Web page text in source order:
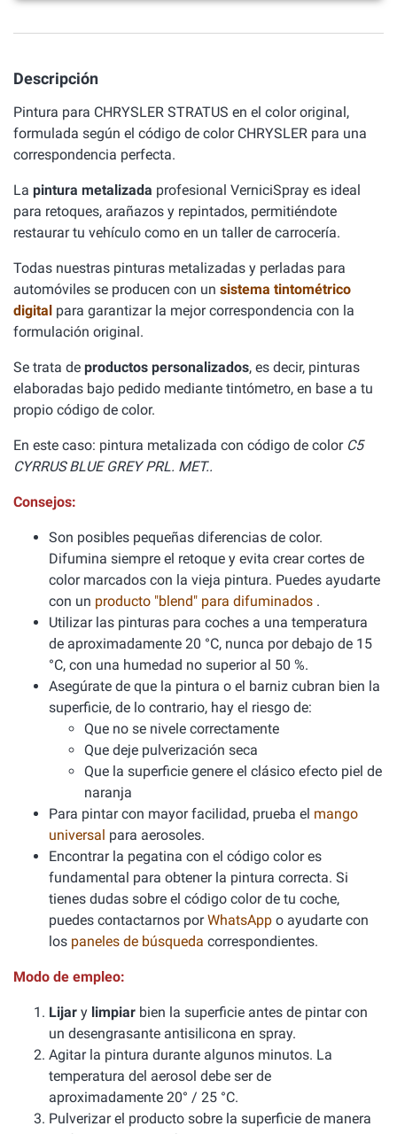
Descripción
Pintura para CHRYSLER STRATUS en el color original,
formulada según el código de color CHRYSLER para una
correspondencia perfecta.
La pintura metalizada profesional VerniciSpray es ideal
para retoques, arañazos y repintados, permitiéndote
restaurar tu vehículo como en un taller de carrocería.
Todas nuestras pinturas metalizadas y perladas para
automóviles se producen con un sistema tintométrico
digital para garantizar la mejor correspondencia con la
formulación original.
Se trata de productos personalizados, es decir, pinturas
elaboradas bajo pedido mediante tintómetro, en base a tu
propio código de color.
En este caso: pintura metalizada con código de color C5
CYRRUS BLUE GREY PRL. MET..
Consejos:
Son posibles pequeñas diferencias de color.
Difumina siempre el retoque y evita crear cortes de
color marcados con la vieja pintura. Puedes ayudarte
con un producto "blend" para difuminados .
Utilizar las pinturas para coches a una temperatura
de aproximadamente 20 °C, nunca por debajo de 15
°C, con una humedad no superior al 50 %.
Asegúrate de que la pintura o el barniz cubran bien la
superficie, de lo contrario, hay el riesgo de:
Que no se nivele correctamente
Que deje pulverización seca
Que la superficie genere el clásico efecto piel de
naranja
Para pintar con mayor facilidad, prueba el mango
universal para aerosoles.
Encontrar la pegatina con el código color es
fundamental para obtener la pintura correcta. Si
tienes dudas sobre el código color de tu coche,
puedes contactarnos porWhatsApp o ayudarte con
los paneles de búsqueda correspondientes.
Modo de empleo:
Lijar y limpiar bien la superficie antes de pintar con
un desengrasante antisilicona en spray.
Agitar la pintura durante algunos minutos. La
temperatura del aerosol debe ser de
aproximadamente 20° / 25 °C.
Pulverizar el producto sobre la superficie de manera